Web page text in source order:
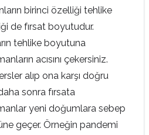
birinci özelliği tehlike
de fırsat boyutudur.
tehlike boyutuna
acısını çekersiniz.
alıp ona karşı doğru
sonra fırsata
yeni doğumlara sebep
geçer. Örneğin pandemi